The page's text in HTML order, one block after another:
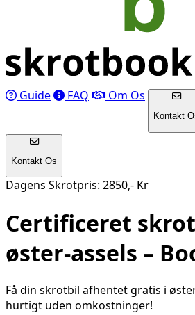
Guide FAQ Om Os
Kontakt
Kontakt Os
Dagens Skrotpris: 2850,- Kr
Certificeret
øster-assels –
Få din skrotbil afhentet gratis i
hurtigt uden omkostninger!